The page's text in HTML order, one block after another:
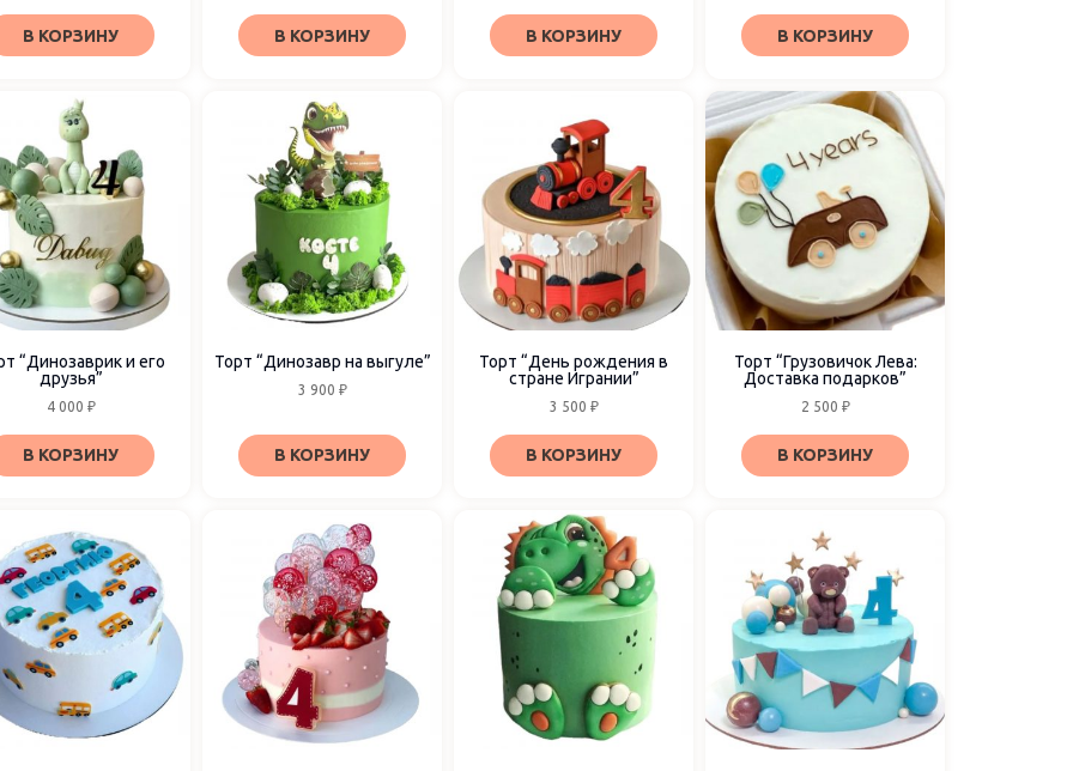
В КОРЗИНУ В КОРЗИНУ В КОРЗИНУ В КОРЗИНУ
“Динозаврик и его
друзья”
4 000 ₽
В КОРЗИНУ
Торт “Динозавр на выгуле”
3 900 ₽
В КОРЗИНУ
Торт “День рождения в
стране Игрании”
3 500 ₽
В КОРЗИНУ
Торт “Грузовичок Лева:
Доставка подарков”
2 500 ₽
В КОРЗИНУ